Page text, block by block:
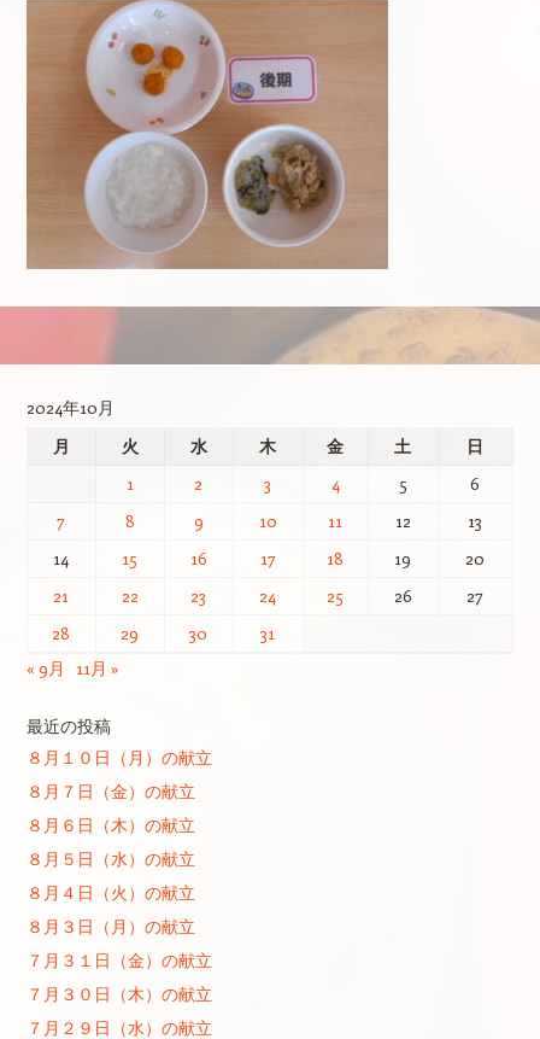
2024年10月
月
火 水 木 金 土
日
1
2 3 4 5
6
7
8 9 10 11 12
13
14
15 16 17 18 19
20
21
22 23 24 25 26
27
28
29 30
31
« 9月
11月 »
最近の投稿
８月１０日（月）の献立
８月７日（金）の献立
８月６日（木）の献立
８月５日（水）の献立
８月４日（火）の献立
８月３日（月）の献立
７月３１日（金）の献立
７月３０日（木）の献立
７月２９日（水）の献立